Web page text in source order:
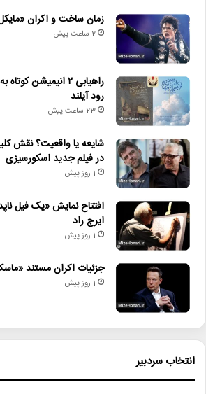
زمان ساخت و اکران «مایکل ۲» اعلام
2 ساعت پیش
راهیابی ۲ انیمیشن
رود آیلند
23 ساعت پیش
شایعه یا واقعیت؟ نقش
در فیلم جدید اسکورسیزی
1 روز پیش
افتتاح نمایش «یک فیل
ایرج راد
1 روز پیش
جزئیات اکران مستند
1 روز پیش
انتخاب سردبیر